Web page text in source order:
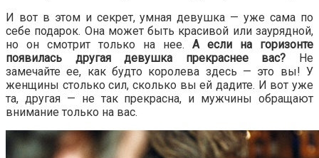
И вот в этом и секрет, умная девушка — уже сама по
себе подарок. Она может быть красивой или заурядной,
но он смотрит только на нее. А если на горизонте
появилась другая девушка прекраснее вас? Не
замечайте ее, как будто королева здесь — это вы! У
женщины столько сил, сколько вы ей дадите. И вот уже
та, другая — не так прекрасна, и мужчины обращают
внимание только на вас.